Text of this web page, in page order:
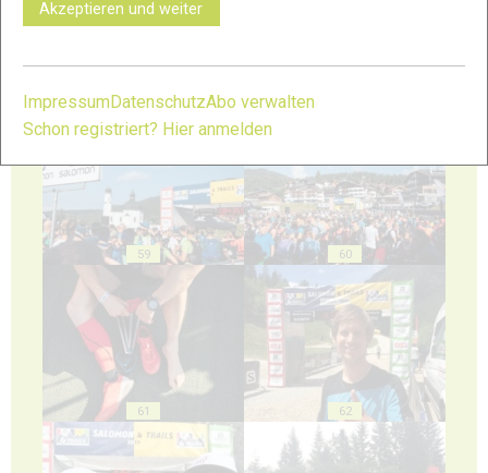
57
59 60
61 62
Akzeptieren und weiter
ImpressumDatenschutzAbo verwalten
Schon registriert? Hier anmelden